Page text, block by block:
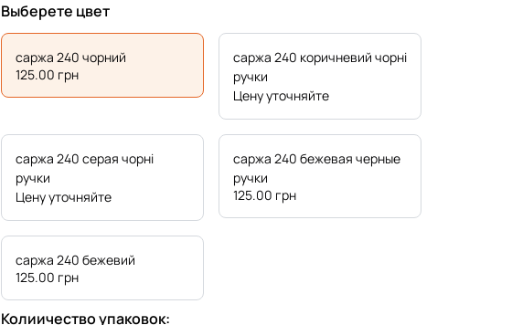
Выберете цвет
саржа 240 чорний
125.00 грн
саржа 240 коричневий чорні
ручки
Цену уточняйте
саржа 240 серая чорні
ручки
Цену уточняйте
саржа 240 бежевая черные
ручки
125.00 грн
саржа 240 бежевий
125.00 грн
Колиичество упаковок: